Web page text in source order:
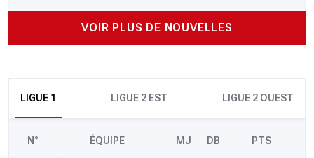
VOIR PLUS DE NOUVELLES
LIGUE 1 LIGUE 2 EST LIGUE 2 OUEST
N° ÉQUIPE MJ DB PTS